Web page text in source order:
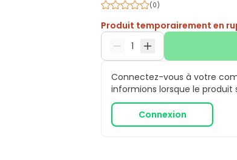
(0)
Produit temporairement en
Connectez-vous à votre
informions lorsque le produit
Connexion